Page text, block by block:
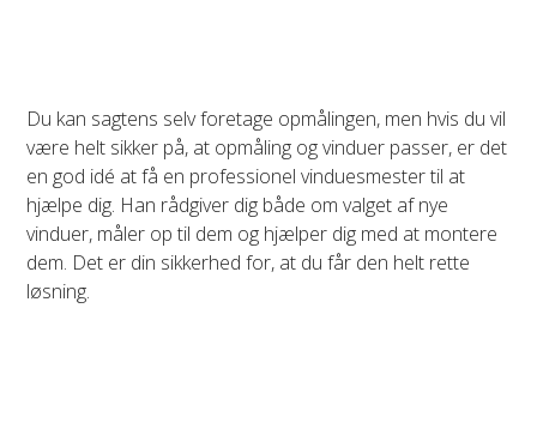
Du kan sagtens selv foretage opmålingen, men hvis du vil
være helt sikker på, at opmåling og vinduer passer, er det
en god idé at få en professionel vinduesmester til at
hjælpe dig. Han rådgiver dig både om valget af nye
vinduer, måler op til dem og hjælper dig med at montere
dem. Det er din sikkerhed for, at du får den helt rette
løsning.